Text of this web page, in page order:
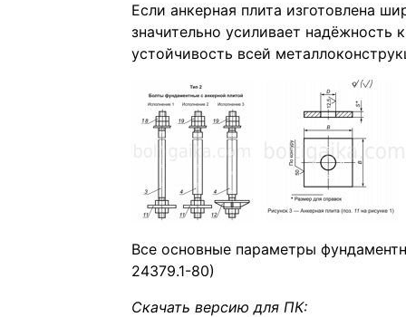
Если анкерная плита изготовлена
значительно усиливает
устойчивость всей
Все основные параметры
24379.1-80)
Скачать версию для ПК: